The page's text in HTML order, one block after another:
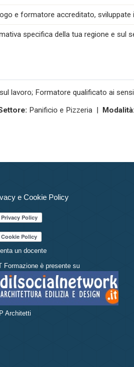
e formatore accreditato, sviluppate
specifica della tua regione e sul
lavoro; Formatore qualificato ai
Panificio e Pizzeria | Modalità:
e Cookie Policy
un docente
Formazione è presente su
Architetti